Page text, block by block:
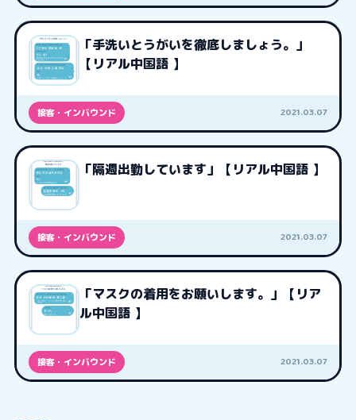
「手洗いとうがいを徹底しましょう。」
【リアル中国語 】
接客・インバウンド 2021.03.07
「隔週出勤しています」【リアル中国語 】
接客・インバウンド 2021.03.07
「マスクの着用をお願いします。」【リア
ル中国語 】
接客・インバウンド 2021.03.07